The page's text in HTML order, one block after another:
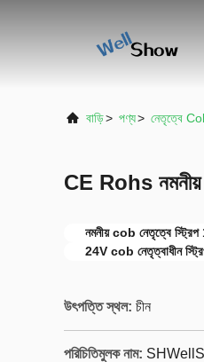
বাড়ি> পণ্য> নেতৃত্বে
CE Rohs
নমনীয় cob নেতৃত্বে
24V cob নেতৃত্বাধীন
উৎপত্তি স্থল: চীন
পরিচিতিমুলক নাম: